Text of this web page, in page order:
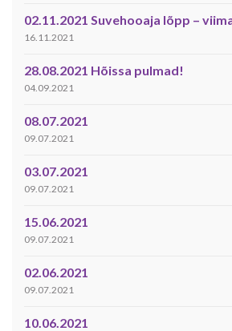
02.11.2021 Suvehooaja lõpp –
16.11.2021
28.08.2021 Hõissa pulmad!
04.09.2021
08.07.2021
09.07.2021
03.07.2021
09.07.2021
15.06.2021
09.07.2021
02.06.2021
09.07.2021
10.06.2021